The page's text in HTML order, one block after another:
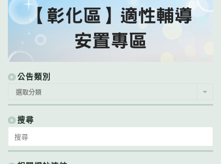
公告類別
類
別
選取分類
搜尋
for: